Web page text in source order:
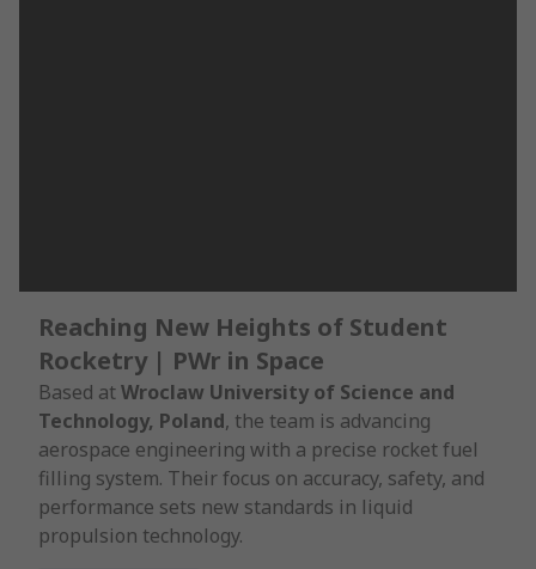
Reaching New Heights of Student
Rocketry | PWr in Space
Based atWroclaw University of Science and
Technology, Poland, the team is advancing
aerospace engineering with a precise rocket fuel
filling system. Their focus on accuracy, safety, and
performance sets new standards in liquid
propulsion technology.